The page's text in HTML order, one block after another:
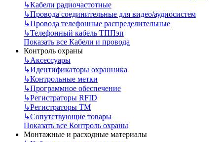
↳Кабели радиочастотные
↳Провода соединительные для видео/аудиосистем
↳Провода телефонные распределительные
↳Телефонный кабель ТППэп
Показать все Кабели и провода
Контроль охраны
↳Аксессуары
↳Идентификаторы охранника
↳Контрольные метки
↳Программное обеспечение
↳Регистраторы RFID
↳Регистраторы ТМ
↳Сопутствующие товары
Показать все Контроль охраны
Монтажные и расходные материалы